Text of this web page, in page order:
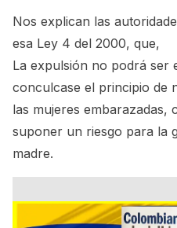
Nos explican las
esa Ley 4 del 2000, que,
La expulsión no podrá ser
conculcase el principio de
las mujeres embarazadas,
suponer un riesgo para la
madre.